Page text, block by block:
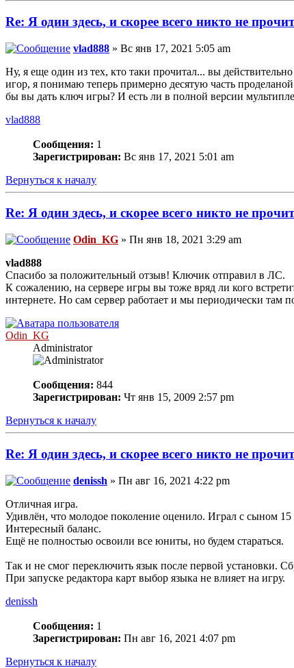
Re: Я один здесь, и скорее всего никто не
vlad888 » Вс янв 17, 2021 5:05 am
Ну, я еще один из тех, кто таки прочитал... вы
игор, я понимаю теперь примерно десятую часть
бы вы дать ключ игры? И есть ли в полной версии
vlad888
Сообщения: 1
Зарегистрирован: Вс янв 17, 2021 5:01 am
Вернуться к началу
Re: Я один здесь, и скорее всего никто не
Odin_KG » Пн янв 18, 2021 3:29 am
vlad888
Спасибо за положительный отзыв! Ключик отправил в ЛС.
К сожалению, на сервере игры вы тоже вряд ли кого
интернете. Но сам сервер работает и мы периодически там
Odin_KG
Administrator
Сообщения: 844
Зарегистрирован: Чт янв 15, 2009 2:57 pm
Вернуться к началу
Re: Я один здесь, и скорее всего никто не
denissh » Пн авг 16, 2021 4:22 pm
Отличная игра.
Удивлён, что молодое поколение оценило. Играл с сыном 15
Интересный баланс.
Ещё не полностью освоили все юниты, но будем стараться.
Так и не смог переключить язык после первой установки.
При запуске редактора карт выбор языка не влияет на игру.
denissh
Сообщения: 1
Зарегистрирован: Пн авг 16, 2021 4:07 pm
Вернуться к началу